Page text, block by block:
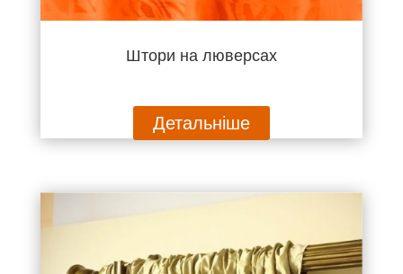
Штори на люверсах
Детальніше